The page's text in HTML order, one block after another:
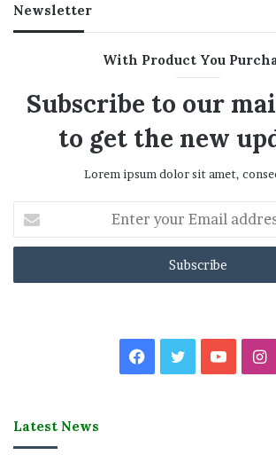
Newsletter
With Product You
Subscribe to our
to get the new
Lorem ipsum dolor sit amet,
your
Email
Facebook
Twitter
Latest News